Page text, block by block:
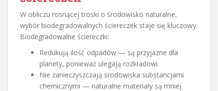
W obliczu rosnącej troski o środowisko naturalne,
wybór biodegradowalnych ściereczek staje się kluczowy.
Biodegradowalne ściereczki:
Redukują ilość odpadów — są przyjazne dla
planety, ponieważ ulegają rozkładowi.
Nie zanieczyszczają środowiska substancjami
chemicznymi — naturalne materiały są mniej